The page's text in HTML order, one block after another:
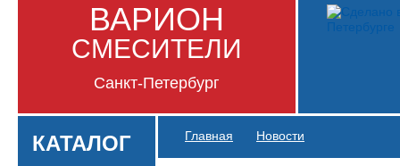
ВАРИОН
СМЕСИТЕЛИ
Санкт-Петербург
Главная Новости
КАТАЛОГ